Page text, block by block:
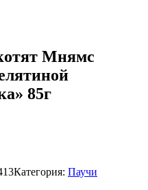
Мнямс
85г
Категория: Паучи